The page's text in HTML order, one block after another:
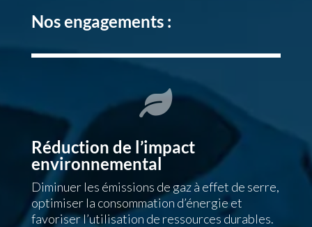
Nos engagements :

Réduction de l’impact
environnemental
Diminuer les émissions de gaz à effet de serre,
optimiser la consommation d’énergie et
favoriser l’utilisation de ressources durables.